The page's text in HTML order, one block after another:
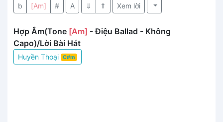
b [Am] # A ⇓ ⇑ Xem lời
Hợp Âm(Tone [Am] - Điệu Ballad - Không
Capo)/Lời Bài Hát
Huyền Thoại C#m